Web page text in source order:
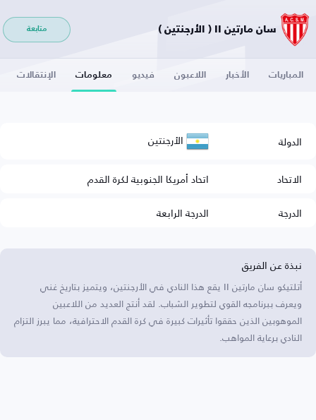
سان مارتين II ( الأرجنتين ) متابعة
المباريات الأخبار اللاعبون فيديو معلومات الإنتقالات
الدولة الأرجنتين
الاتحاد
اتحاد أمريكا الجنوبية لكرة القدم
الدرجة
الدرجة الرابعة
نبذة عن الفريق
أتلتيكو سان مارتين II يقع هذا النادي في الأرجنتين، ويتميز بتاريخ غني
ويعرف ببرنامجه القوي لتطوير الشباب. لقد أنتج العديد من اللاعبين
الموهوبين الذين حققوا تأثيرات كبيرة في كرة القدم الاحترافية، مما يبرز التزام
النادي برعاية المواهب.